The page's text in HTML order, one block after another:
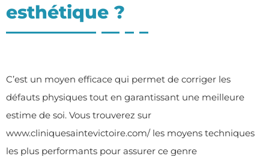
esthétique ?
C’est un moyen efficace qui permet de corriger les
défauts physiques tout en garantissant une meilleure
estime de soi. Vous trouverez sur
www.cliniquesaintevictoire.com/les moyens techniques
les plus performants pour assurer ce genre